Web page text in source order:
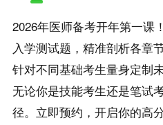
2026年医师备考开年第一课
入学测试题，精准剖析各章
针对不同基础考生量身定制
无论你是技能考生还是笔试
径。立即预约，开启你的高